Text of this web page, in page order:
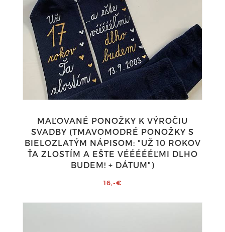
MAĽOVANÉ PONOŽKY K VÝROČIU
SVADBY (TMAVOMODRÉ PONOŽKY S
BIELOZLATÝM NÁPISOM: "UŽ 10 ROKOV
ŤA ZLOSTÍM A EŠTE VÉÉÉÉÉĽMI DLHO
BUDEM! + DÁTUM")
16,-€